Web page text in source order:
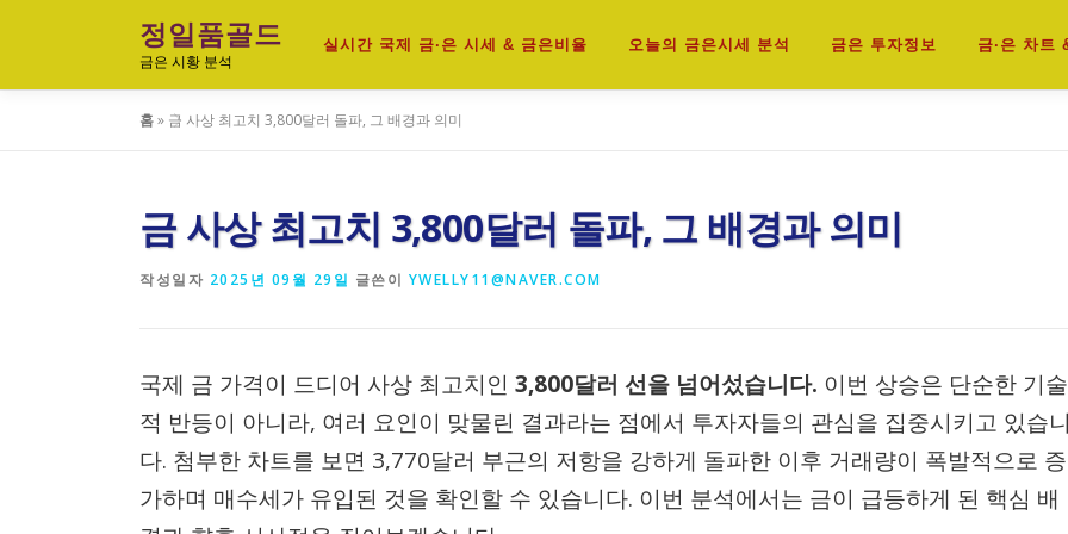
로
정일품골드
금은 시황 분석
실시간 국제 금·은 시세 & 금은비율 오늘의 금은시세 분석 금은 투자정보 금·은 차트
홈» 금 사상 최고치 3,800달러 돌파, 그 배경과 의미
금 사상 최고치 3,800달러 돌파, 그 배경과 의미
작성일자 2025년 09월 29일 글쓴이 YWELLY11@NAVER.COM
국제 금 가격이 드디어 사상 최고치인 3,800달러 선을 넘어섰습니다. 이번 상승은 단순한 기술
적 반등이 아니라, 여러 요인이 맞물린 결과라는 점에서 투자자들의 관심을 집중시키고 있습
다. 첨부한 차트를 보면 3,770달러 부근의 저항을 강하게 돌파한 이후 거래량이 폭발적으로 증
가하며 매수세가 유입된 것을 확인할 수 있습니다. 이번 분석에서는 금이 급등하게 된 핵심 배